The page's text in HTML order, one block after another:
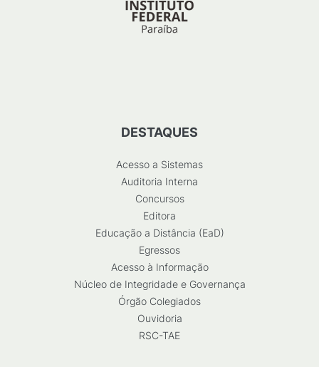
DESTAQUES
Acesso a Sistemas
Auditoria Interna
Concursos
Editora
Educação a Distância (EaD)
Egressos
Acesso à Informação
Núcleo de Integridade e Governança
Órgão Colegiados
Ouvidoria
RSC-TAE